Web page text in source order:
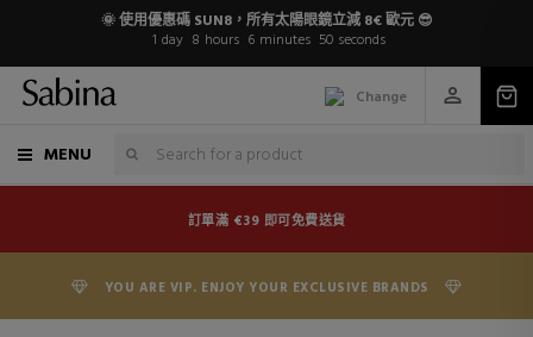
🌞 使用優惠碼 SUN8，所有太陽眼鏡立減 8€ 歐元 😎
1 day 8 hours 6 minutes 50 seconds
Change
MENU
訂單滿 €39 即可免費送貨
YOU ARE VIP. ENJOY YOUR EXCLUSIVE BRANDS